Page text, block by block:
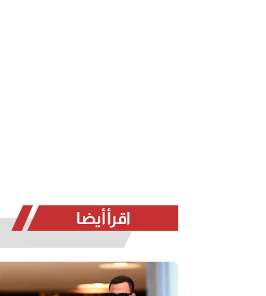
اقرأ أيضا